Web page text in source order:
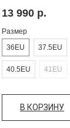
13 990 р.
Размер
36EU
37.5EU
40.5EU 41EU
В КОРЗИНУ